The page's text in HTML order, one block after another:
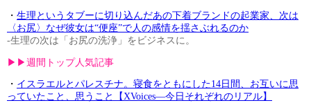
・ 生理というタブーに切り込んだあの下着ブランドの起業家、次は
〈お尻〉なぜ彼女は“便座”で人の感情を揺さぶれるのか
-生理の次は「お尻の洗浄」をビジネスに。
▶︎▶︎週間トップ人気記事
・ イスラエルとパレスチナ。寝食をともにした14日間、お互いに思
っていたこと、思うこと【XVoices—今日それぞれのリアル】